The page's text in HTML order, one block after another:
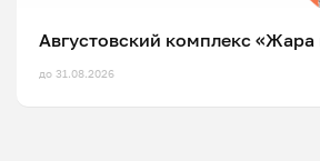
Августовский комплекс «Жара
до 31.08.2026